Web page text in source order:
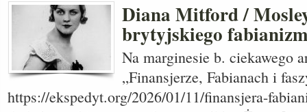
Diana Mitford /
brytyjskiego
Na marginesie b. ciekawego
„Finansjerze, Fabianach i
https://ekspedyt.org/2026/01/11/finansjera-